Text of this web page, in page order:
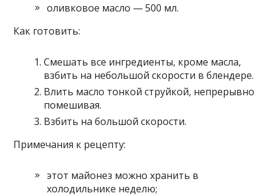
оливковое масло — 500 мл.
Как готовить:
Смешать все ингредиенты, кроме масла,
взбить на небольшой скорости в блендере.
Влить масло тонкой струйкой, непрерывно
помешивая.
Взбить на большой скорости.
Примечания к рецепту:
этот майонез можно хранить в
холодильнике неделю;